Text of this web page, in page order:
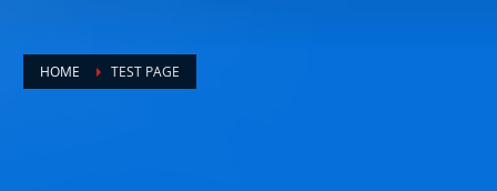
HOME TEST PAGE